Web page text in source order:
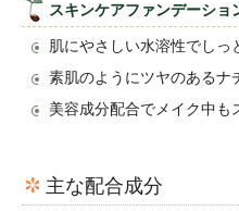
スキンケアファンデーショ
肌にやさしい水溶性でしっ
素肌のようにツヤのあるナ
美容成分配合でメイク中も
主な配合成分